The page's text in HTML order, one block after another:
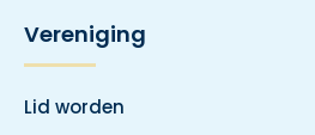
Vereniging
Lid worden